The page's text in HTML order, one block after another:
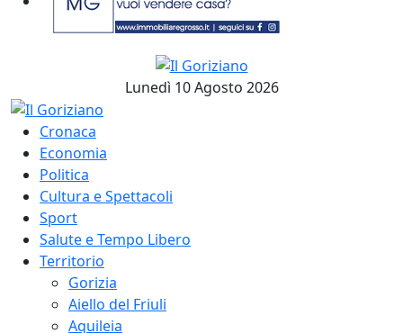
Lunedì 10 Agosto 2026
Cronaca
Economia
Politica
Cultura e Spettacoli
Sport
Salute e Tempo Libero
Territorio
Gorizia
Aiello del Friuli
Aquileia